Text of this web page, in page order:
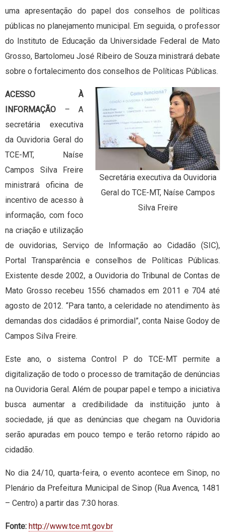
uma apresentação do papel dos conselhos de políticas
públicas no planejamento municipal. Em seguida, o professor
do Instituto de Educação da Universidade Federal de Mato
Grosso, Bartolomeu José Ribeiro de Souza ministrará debate
sobre o fortalecimento dos conselhos de Políticas Públicas.
Secretária executiva da Ouvidoria
Geral do TCE-MT, Naíse Campos
Silva Freire
ACESSO À
INFORMAÇÃO – A
secretária executiva
da Ouvidoria Geral do
TCE-MT, Naíse
Campos Silva Freire
ministrará oficina de
incentivo de acesso à
informação, com foco
na criação e utilização
de ouvidorias, Serviço de Informação ao Cidadão (SIC),
Portal Transparência e conselhos de Políticas Públicas.
Existente desde 2002, a Ouvidoria do Tribunal de Contas de
Mato Grosso recebeu 1556 chamados em 2011 e 704 até
agosto de 2012. “Para tanto, a celeridade no atendimento às
demandas dos cidadãos é primordial”, conta Naise Godoy de
Campos Silva Freire.
Este ano, o sistema Control P do TCE-MT permite a
digitalização de todo o processo de tramitação de denúncias
na Ouvidoria Geral. Além de poupar papel e tempo a iniciativa
busca aumentar a credibilidade da instituição junto à
sociedade, já que as denúncias que chegam na Ouvidoria
serão apuradas em pouco tempo e terão retorno rápido ao
cidadão.
No dia 24/10, quarta-feira, o evento acontece em Sinop, no
Plenário da Prefeitura Municipal de Sinop (Rua Avenca, 1481
– Centro) a partir das 7:30 horas.
Fonte: http://www.tce.mt.gov.br